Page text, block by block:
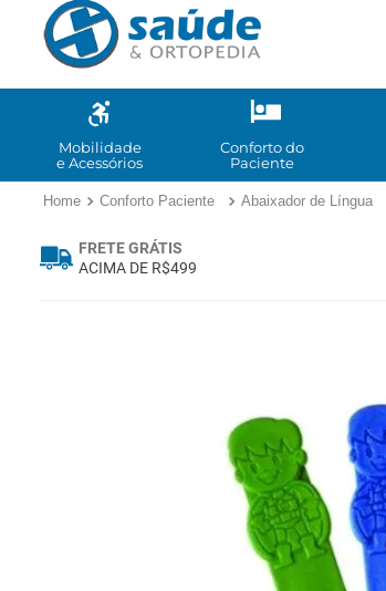
Mobilidade
e Acessórios
Conforto do
Paciente
Conforto Paciente Abaixador de Língua
FRETE GRÁTIS
ACIMA DE R$499